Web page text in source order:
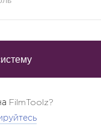
FilmToolz?